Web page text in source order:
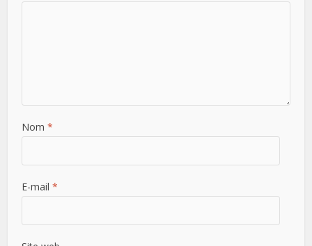
Nom*
E-mail*